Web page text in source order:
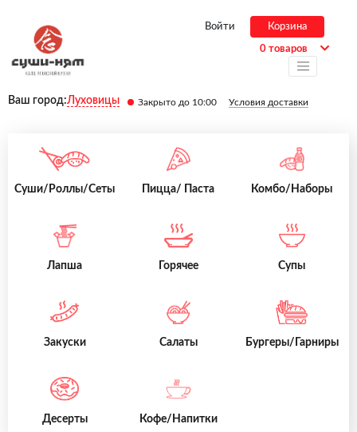
Ваш город:Луховицы Закрыто до 10:00 Условия доставки
Войти Корзина
0 товаров
Суши/Роллы/Сеты Пицца/ Паста Комбо/Наборы
Лапша Горячее Супы
Закуски Салаты Бургеры/Гарниры
Десерты Кофе/Напитки